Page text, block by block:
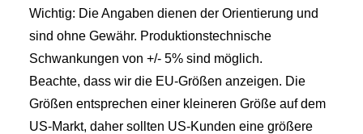
Wichtig: Die Angaben dienen der Orientierung und
sind ohne Gewähr. Produktionstechnische
Schwankungen von +/- 5% sind möglich.
Beachte, dass wir die EU-Größen anzeigen. Die
Größen entsprechen einer kleineren Größe auf dem
US-Markt, daher sollten US-Kunden eine größere